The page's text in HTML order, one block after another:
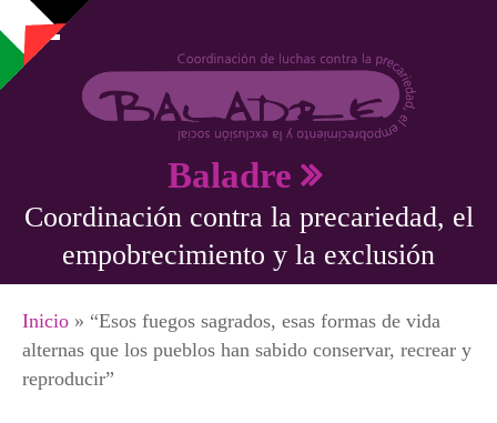
Pasar al contenido principal
Baladre
Coordinación contra la precariedad, el
empobrecimiento y la exclusión
Se encuentra usted aquí
Inicio » “Esos fuegos sagrados, esas formas de vida
alternas que los pueblos han sabido conservar, recrear y
reproducir”